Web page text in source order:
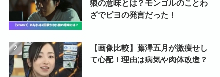
狼の意味とは？モンゴルのことわ
ざでピヨの発言だった！
【画像比較】藤澤五月が激痩せし
て心配！理由は病気や肉体改造？